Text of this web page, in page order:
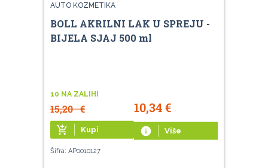
AUTO KOZMETIKA
BOLL AKRILNI LAK U SPREJU -
BIJELA SJAJ 500 ml
10 NA ZALIHI
15,20€ 10,34€
add_shopping_cart Kupi info Više
Šifra: AP0010127